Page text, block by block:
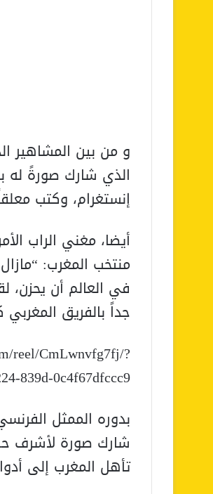
و من بين المشاهير
الذي شارك صورةً له
إنستغرام، وكتب
أيضا، مغني الراب
منتخب المغرب:
في العالم أن يحزن،
جداً بالفريق المغربي
reel/CmLwnvfg7fj/?
839d-0c4f67dfccc9
بدوره الممثل
شارك صورة لأشرف
تأهل المغرب إلى